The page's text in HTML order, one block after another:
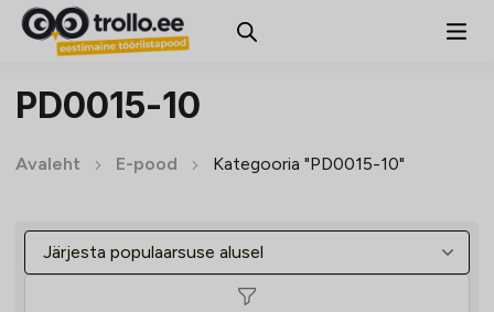
PD0015-10
Avaleht E-pood Kategooria "PD0015-10"